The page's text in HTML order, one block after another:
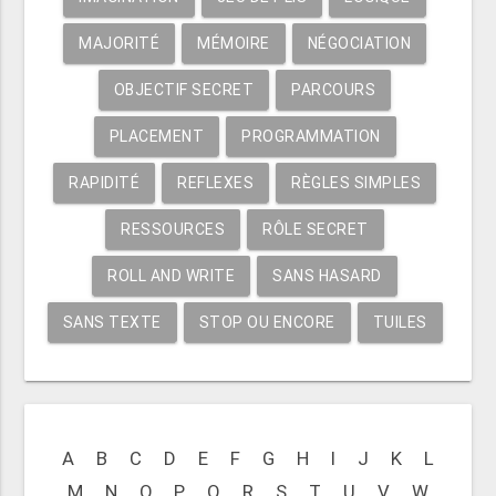
MAJORITÉ MÉMOIRE NÉGOCIATION
OBJECTIF SECRET PARCOURS
PLACEMENT PROGRAMMATION
RAPIDITÉ REFLEXES RÈGLES SIMPLES
RESSOURCES RÔLE SECRET
ROLL AND WRITE SANS HASARD
SANS TEXTE STOP OU ENCORE TUILES
A B C D E F G H I J K
L